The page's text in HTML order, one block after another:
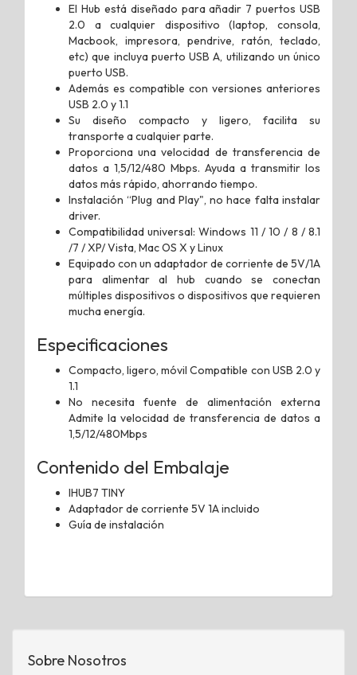
El Hub está diseñado para añadir 7 puertos USB
2.0 a cualquier dispositivo (laptop, consola,
Macbook, impresora, pendrive, ratón, teclado,
etc) que incluya puerto USB A, utilizando un único
puerto USB.
Además es compatible con versiones anteriores
USB 2.0 y 1.1
Su diseño compacto y ligero, facilita su
transporte a cualquier parte.
Proporciona una velocidad de transferencia de
datos a 1,5/12/480 Mbps. Ayuda a transmitir los
datos más rápido, ahorrando tiempo.
Instalación “Plug and Play", no hace falta instalar
driver.
Compatibilidad universal: Windows 11 / 10 / 8 / 8.1
/7 / XP/ Vista, Mac OS X y Linux
Equipado con un adaptador de corriente de 5V/1A
para alimentar al hub cuando se conectan
múltiples dispositivos o dispositivos que requieren
mucha energía.
Especificaciones
Compacto, ligero, móvil Compatible con USB 2.0 y
1.1
No necesita fuente de alimentación externa
Admite la velocidad de transferencia de datos a
1,5/12/480Mbps
Contenido del Embalaje
IHUB7 TINY
Adaptador de corriente 5V 1A incluido
Guía de instalación
Sobre Nosotros